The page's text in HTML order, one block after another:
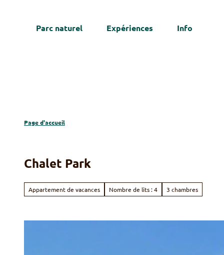
Parc naturel Expériences Info
Page d'accueil
Chalet Park
Appartement de vacances Nombre de lits : 4 3 chambres